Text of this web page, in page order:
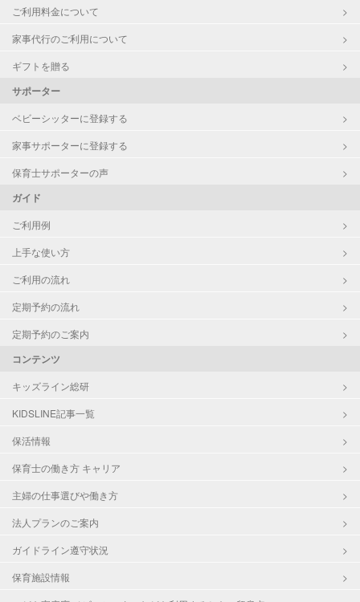
ご利用料金について
家事代行のご利用について
ギフトを贈る
サポーター
ベビーシッターに登録する
家事サポーターに登録する
保育士サポーターの声
ガイド
ご利用例
上手な使い方
ご利用の流れ
定期予約の流れ
定期予約のご案内
コンテンツ
キッズライン総研
KIDSLINE記事一覧
保活情報
保育士の働き方 キャリア
主婦の仕事選びや働き方
法人プランのご案内
ガイドライン遵守状況
保育施設情報